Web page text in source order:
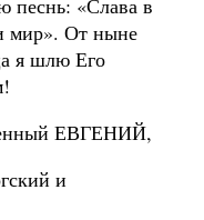
песнь: «Слава в
мир». От ныне
я шлю Его
ЕВГЕНИЙ,
и